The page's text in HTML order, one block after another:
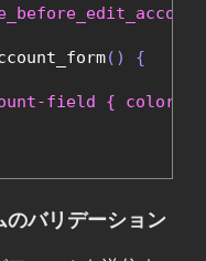
()
{
field { color:
のバリデーション